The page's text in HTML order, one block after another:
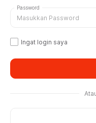
Password
Ingat login saya